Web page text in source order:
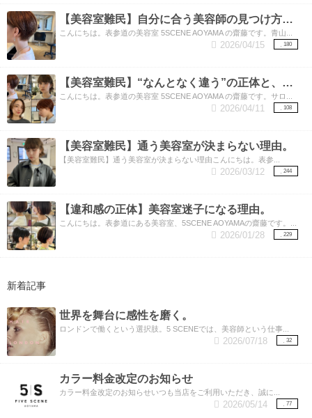
【美容室難民】自分に合う美容師の見つけ方と、しっくりくる理由。
こんにちは。表参道の美容室 5SCENE AOYAMA の齋藤です。青山...
180
2026/04/15
【美容室難民】“なんとなく違う”の正体と、美容師が見ているもの。
こんにちは。表参道の美容室 5SCENE AOYAMA の齋藤です。サロ...
108
2026/04/11
【美容室難民】通う美容室が決まらない理由。
【美容室難民】通う美容室が決まらない理由こんにちは。表参...
244
2026/03/12
【違和感の正体】美容室迷子になる理由。
こんにちは。表参道にある美容室、5SCENE AOYAMAの齋藤です。...
229
2026/01/28
新着記事
世界を舞台に感性を磨く。
ロンドンで働くという選択肢。5 SCENEでは、美容師という仕事...
32
2026/07/18
カラー料金改定のお知らせ
カラー料金改定のお知らせいつも当店をご利用いただき、誠に...
77
2026/05/14